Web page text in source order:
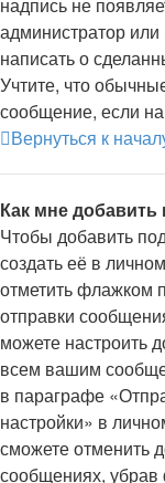
администратор
написать о
Учтите, что
сообщение, если на
Вернуться к
Как мне
Чтобы добавить
создать её в
отметить флажком
отправки
можете настроить
всем вашим
в параграфе
настройки» в
сможете отменить
сообщениях,